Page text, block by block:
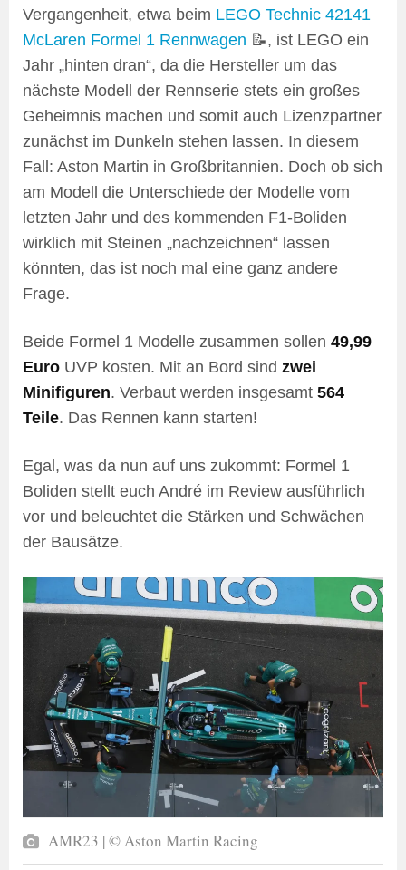
Vergangenheit, etwa beim LEGO Technic 42141
McLaren Formel 1 Rennwagen 📝, ist LEGO ein
Jahr „hinten dran“, da die Hersteller um das
nächste Modell der Rennserie stets ein großes
Geheimnis machen und somit auch Lizenzpartner
zunächst im Dunkeln stehen lassen. In diesem
Fall: Aston Martin in Großbritannien. Doch ob sich
am Modell die Unterschiede der Modelle vom
letzten Jahr und des kommenden F1-Boliden
wirklich mit Steinen „nachzeichnen“ lassen
könnten, das ist noch mal eine ganz andere
Frage.
Beide Formel 1 Modelle zusammen sollen 49,99
Euro UVP kosten. Mit an Bord sind zwei
Minifiguren. Verbaut werden insgesamt 564
Teile. Das Rennen kann starten!
Egal, was da nun auf uns zukommt: Formel 1
Boliden stellt euch André im Review ausführlich
vor und beleuchtet die Stärken und Schwächen
der Bausätze.
AMR23 | © Aston Martin Racing